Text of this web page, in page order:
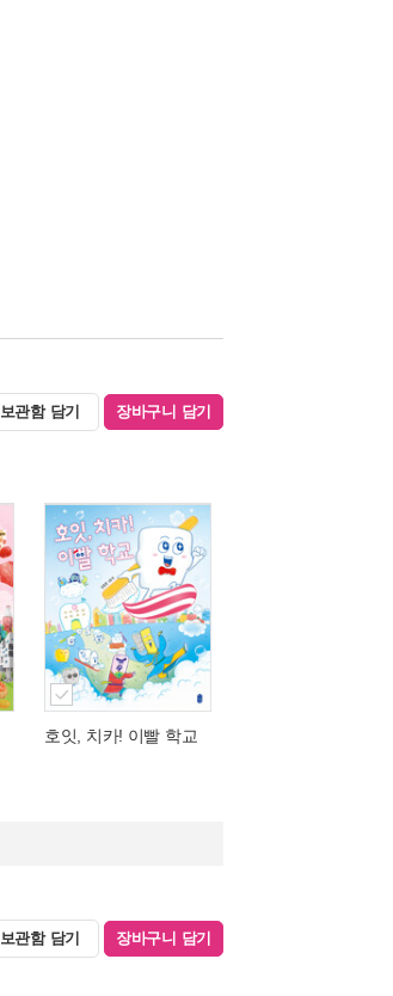
보관함 담기 장바구니 담기
호잇, 치카! 이빨 학교
보관함 담기 장바구니 담기